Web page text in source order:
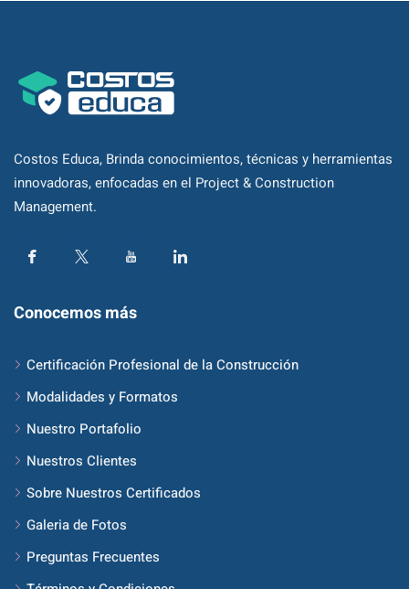
Costos Educa, Brinda conocimientos, técnicas y herramientas
innovadoras, enfocadas en el Project & Construction
Management.
Conocemos más
Certificación Profesional de la Construcción
Modalidades y Formatos
Nuestro Portafolio
Nuestros Clientes
Sobre Nuestros Certificados
Galeria de Fotos
Preguntas Frecuentes